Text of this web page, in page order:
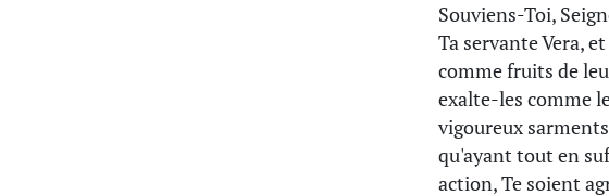
Souviens-Toi,
Ta servante Vera,
comme fruits de
exalte-les comme
vigoureux
qu'ayant tout en
action, Te soient